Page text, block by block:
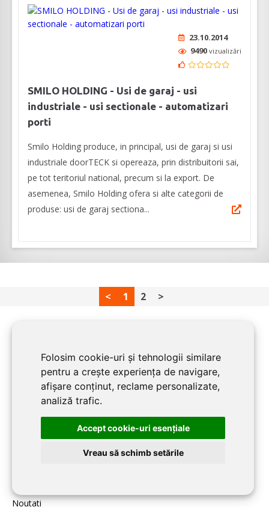
Folosim cookie-uri și tehnologii similare
pentru a crește experiența de navigare,
afișare conținut, reclame personalizate,
analiză trafic.
Accept cookie-uri esenţiale
Vreau să schimb setările
23.10.2014
9490 vizualizări
SMILO HOLDING - Usi de garaj - usi
industriale - usi sectionale - automatizari
porti
Smilo Holding produce, in principal, usi de garaj si usi
industriale doorTECK si opereaza, prin distribuitorii sai,
pe tot teritoriul national, precum si la export. De
asemenea, Smilo Holding ofera si alte categorii de
produse: usi de garaj sectiona...
< 1 2 >
PENTRU FIRME:
Despre CLUJ CONSTRUCT
Înscriere firmă în CLUJ CONSTRUCT
Contact redacția CLUJ CONSTRUCT
Noutati